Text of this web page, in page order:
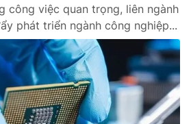
công việc quan trọng, liên ngành
phát triển ngành công nghiệp...